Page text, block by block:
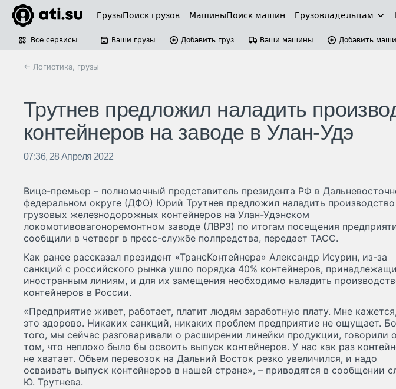
ГрузыПоиск грузов МашиныПоиск машин Грузовладельцам
Все сервисы Ваши грузы Добавить груз Ваши машины Добавить
← Логистика, грузы
Трутнев предложил наладить
контейнеров на заводе в Улан-Удэ
07:36, 28 Апреля 2022
Вице-премьер – полномочный представитель президента РФ в
федеральном округе (ДФО) Юрий Трутнев предложил наладить производство
грузовых железнодорожных контейнеров на Улан-Удэнском
локомотивовагоноремонтном заводе (ЛВРЗ) по итогам посещения
сообщили в четверг в пресс-службе полпредства, передает ТАСС.
Как ранее рассказал президент «ТрансКонтейнера» Александр Исурин, из-за
санкций с российского рынка ушло порядка 40% контейнеров,
иностранным линиям, и для их замещения необходимо наладить
контейнеров в России.
«Предприятие живет, работает, платит людям заработную плату. Мне
это здорово. Никаких санкций, никаких проблем предприятие не ощущает.
того, мы сейчас разговаривали о расширении линейки продукции, говорили о
том, что неплохо было бы освоить выпуск контейнеров. У нас как раз
не хватает. Объем перевозок на Дальний Восток резко увеличился, и надо
осваивать выпуск контейнеров в нашей стране», – приводятся в сообщении
Ю. Трутнева.